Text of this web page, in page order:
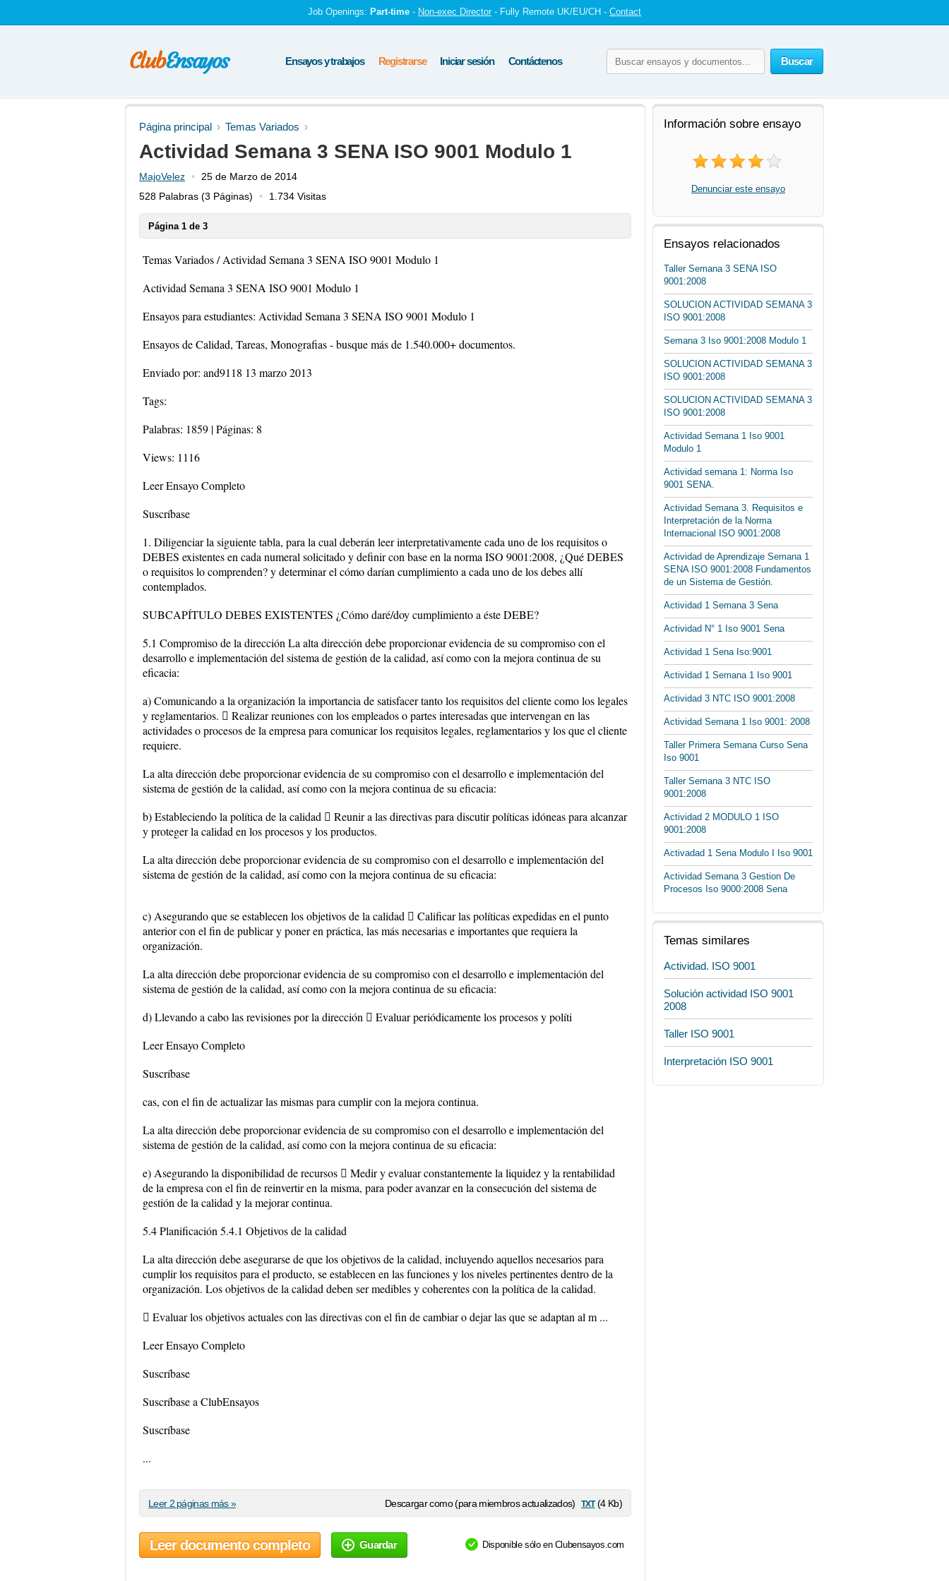
Job Openings: Part-time - Non-exec Director - Fully Remote UK/EU/CH - Contact
Buscar
Ensayos y trabajos Registrarse Iniciar sesión Contáctenos
Página principal Temas Variados
Actividad Semana 3 SENA ISO 9001 Modulo 1
MajoVelez
25 de Marzo de 2014
528 Palabras (3 Páginas) 1.734 Visitas
Página 1 de 3
Temas Variados / Actividad Semana 3 SENA ISO 9001 Modulo 1
Actividad Semana 3 SENA ISO 9001 Modulo 1
Ensayos para estudiantes: Actividad Semana 3 SENA ISO 9001 Modulo 1
Ensayos de Calidad, Tareas, Monografias - busque más de 1.540.000+ documentos.
Enviado por: and9118 13 marzo 2013
Tags:
Palabras: 1859 | Páginas: 8
Views: 1116
Leer Ensayo Completo
Suscríbase
1. Diligenciar la siguiente tabla, para la cual deberán leer interpretativamente cada uno de los requisitos o
DEBES existentes en cada numeral solicitado y definir con base en la norma ISO 9001:2008, ¿Qué DEBES
o requisitos lo comprenden? y determinar el cómo darían cumplimiento a cada uno de los debes allí
contemplados.
SUBCAPÍTULO DEBES EXISTENTES ¿Cómo daré/doy cumplimiento a éste DEBE?
5.1 Compromiso de la dirección La alta dirección debe proporcionar evidencia de su compromiso con el
desarrollo e implementación del sistema de gestión de la calidad, así como con la mejora continua de su
eficacia:
a) Comunicando a la organización la importancia de satisfacer tanto los requisitos del cliente como los legales
y reglamentarios.  Realizar reuniones con los empleados o partes interesadas que intervengan en las
actividades o procesos de la empresa para comunicar los requisitos legales, reglamentarios y los que el cliente
requiere.
La alta dirección debe proporcionar evidencia de su compromiso con el desarrollo e implementación del
sistema de gestión de la calidad, así como con la mejora continua de su eficacia:
b) Estableciendo la política de la calidad  Reunir a las directivas para discutir políticas idóneas para alcanzar
y proteger la calidad en los procesos y los productos.
La alta dirección debe proporcionar evidencia de su compromiso con el desarrollo e implementación del
sistema de gestión de la calidad, así como con la mejora continua de su eficacia:
c) Asegurando que se establecen los objetivos de la calidad  Calificar las políticas expedidas en el punto
anterior con el fin de publicar y poner en práctica, las más necesarias e importantes que requiera la
organización.
La alta dirección debe proporcionar evidencia de su compromiso con el desarrollo e implementación del
sistema de gestión de la calidad, así como con la mejora continua de su eficacia:
d) Llevando a cabo las revisiones por la dirección  Evaluar periódicamente los procesos y políti
Leer Ensayo Completo
Suscríbase
cas, con el fin de actualizar las mismas para cumplir con la mejora continua.
La alta dirección debe proporcionar evidencia de su compromiso con el desarrollo e implementación del
sistema de gestión de la calidad, así como con la mejora continua de su eficacia:
e) Asegurando la disponibilidad de recursos  Medir y evaluar constantemente la liquidez y la rentabilidad
de la empresa con el fin de reinvertir en la misma, para poder avanzar en la consecución del sistema de
gestión de la calidad y la mejorar continua.
5.4 Planificación 5.4.1 Objetivos de la calidad
La alta dirección debe asegurarse de que los objetivos de la calidad, incluyendo aquellos necesarios para
cumplir los requisitos para el producto, se establecen en las funciones y los niveles pertinentes dentro de la
organización. Los objetivos de la calidad deben ser medibles y coherentes con la política de la calidad.
 Evaluar los objetivos actuales con las directivas con el fin de cambiar o dejar las que se adaptan al m ...
Leer Ensayo Completo
Suscríbase
Suscríbase a ClubEnsayos
Suscríbase
...
Descargar como (para miembros actualizados) txt(4 Kb)
Leer 2 páginas más »
Leer documento completo Guardar Disponible sólo en Clubensayos.com
Información sobre ensayo
Denunciar este ensayo
Ensayos relacionados
Taller Semana 3 SENA ISO
9001:2008
SOLUCION ACTIVIDAD SEMANA 3
ISO 9001:2008
Semana 3 Iso 9001:2008 Modulo 1
SOLUCION ACTIVIDAD SEMANA 3
ISO 9001:2008
SOLUCION ACTIVIDAD SEMANA 3
ISO 9001:2008
Actividad Semana 1 Iso 9001
Modulo 1
Actividad semana 1: Norma Iso
9001 SENA.
Actividad Semana 3. Requisitos e
Interpretación de la Norma
Internacional ISO 9001:2008
Actividad de Aprendizaje Semana 1
SENA ISO 9001:2008 Fundamentos
de un Sistema de Gestión.
Actividad 1 Semana 3 Sena
Actividad N° 1 Iso 9001 Sena
Actividad 1 Sena Iso:9001
Actividad 1 Semana 1 Iso 9001
Actividad 3 NTC ISO 9001:2008
Actividad Semana 1 Iso 9001: 2008
Taller Primera Semana Curso Sena
Iso 9001
Taller Semana 3 NTC ISO
9001:2008
Actividad 2 MODULO 1 ISO
9001:2008
Activadad 1 Sena Modulo I Iso 9001
Actividad Semana 3 Gestion De
Procesos Iso 9000:2008 Sena
Temas similares
Actividad. ISO 9001
Solución actividad ISO 9001
2008
Taller ISO 9001
Interpretación ISO 9001